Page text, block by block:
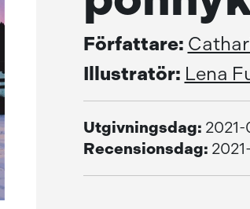
Författare:
Illustratör: Lena
Utgivningsdag: 2021-
Recensionsdag: